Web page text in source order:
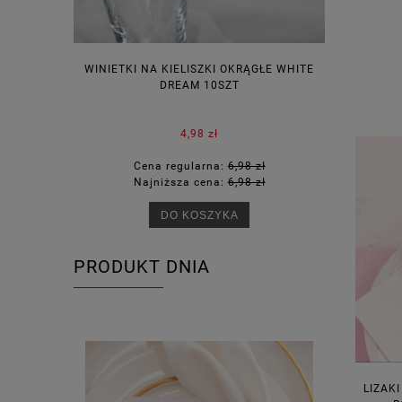
WINIETKI NA KIELISZKI OKRĄGŁE WHITE
DREAM 10SZT
4,98 zł
Cena regularna:6,98 zł
Najniższa cena:6,98 zł
DO KOSZYKA
PRODUKT DNIA